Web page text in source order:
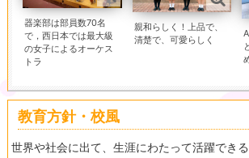
器楽部は部員数70名
で，西日本では最大級
の女子によるオーケス
トラ
親和らしく！上品で、
清楚で、可愛らしく
教育方針・校風
世界や社会に出て、生涯にわたって活躍でき